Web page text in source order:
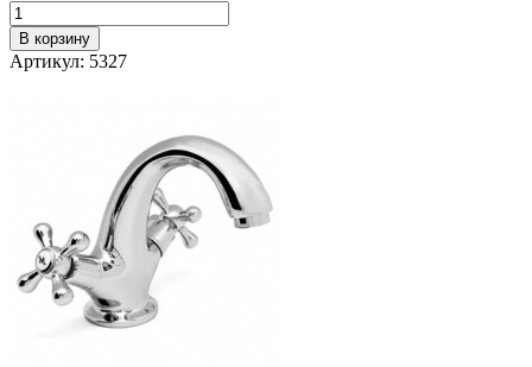
В корзину
Артикул: 5327